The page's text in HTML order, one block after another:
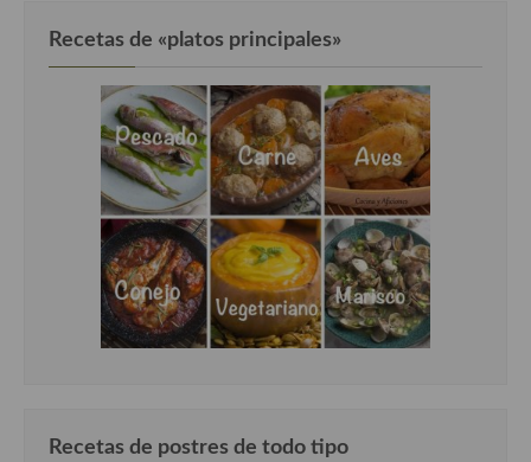
Recetas de «platos principales»
Recetas de postres de todo tipo